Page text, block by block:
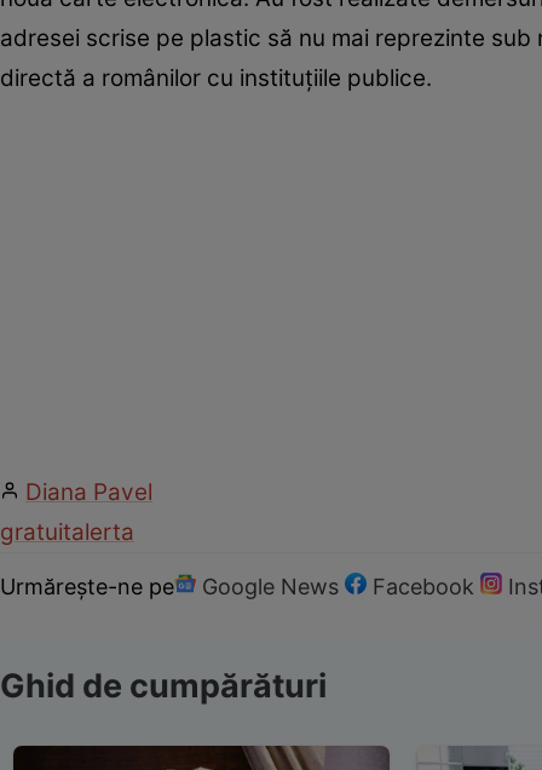
adresei scrise pe plastic să nu mai reprezinte
directă a românilor cu instituțiile publice.
Diana Pavel
gratuitalerta
Urmărește-ne pe Google News Facebook
Ghid de cumpărături